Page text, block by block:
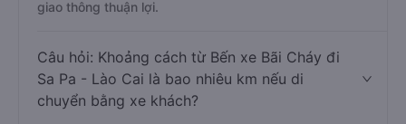
giao thông thuận lợi.
Câu hỏi: Khoảng cách từ Bến xe Bãi Cháy đi
Sa Pa - Lào Cai là bao nhiêu km nếu di
chuyển bằng xe khách?